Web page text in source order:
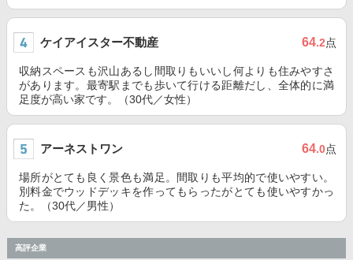
ケイアイスター不動産 64.2点
収納スペースも沢山あるし間取りもいいし何よりも住みやすさ
があります。最寄駅までも歩いて行ける距離だし、全体的に満
足度が高い家です。（30代／女性）
アーネストワン 64.0点
場所がとても良く景色も満足。間取りも平均的で使いやすい。
別料金でウッドデッキを作ってもらったがとても使いやすかっ
た。（30代／男性）
高評企業